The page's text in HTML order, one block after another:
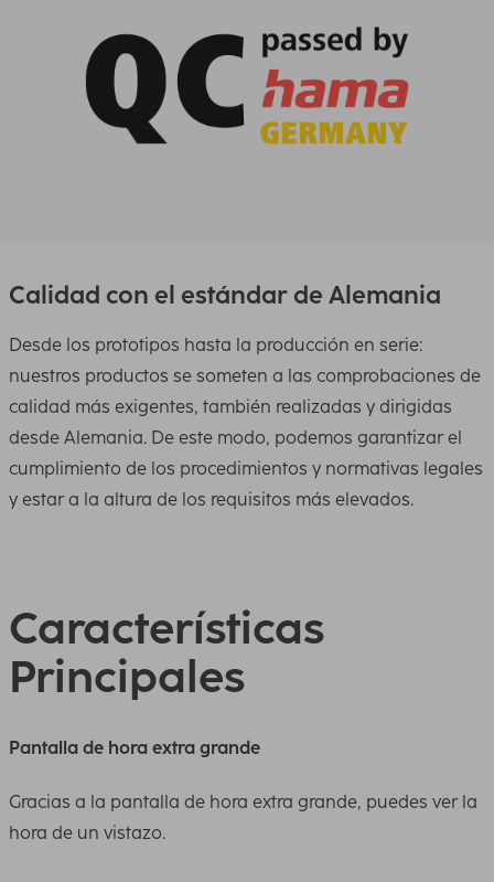
Calidad con el estándar de Alemania
Desde los prototipos hasta la producción en serie:
nuestros productos se someten a las comprobaciones de
calidad más exigentes, también realizadas y dirigidas
desde Alemania. De este modo, podemos garantizar el
cumplimiento de los procedimientos y normativas legales
y estar a la altura de los requisitos más elevados.
Características
Principales
Pantalla de hora extra grande
Gracias a la pantalla de hora extra grande, puedes ver la
hora de un vistazo.